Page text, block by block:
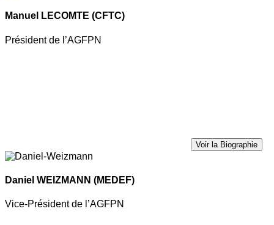
Manuel LECOMTE (CFTC)
Président de l’AGFPN
Voir la Biographie
Daniel WEIZMANN (MEDEF)
Vice-Président de l’AGFPN